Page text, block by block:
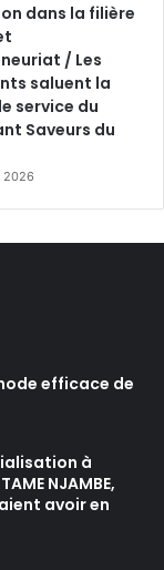
dans la filière
/ Les
saluent la
service du
Saveurs du
2026
efficace de
à
NJAMBE,
avoir en